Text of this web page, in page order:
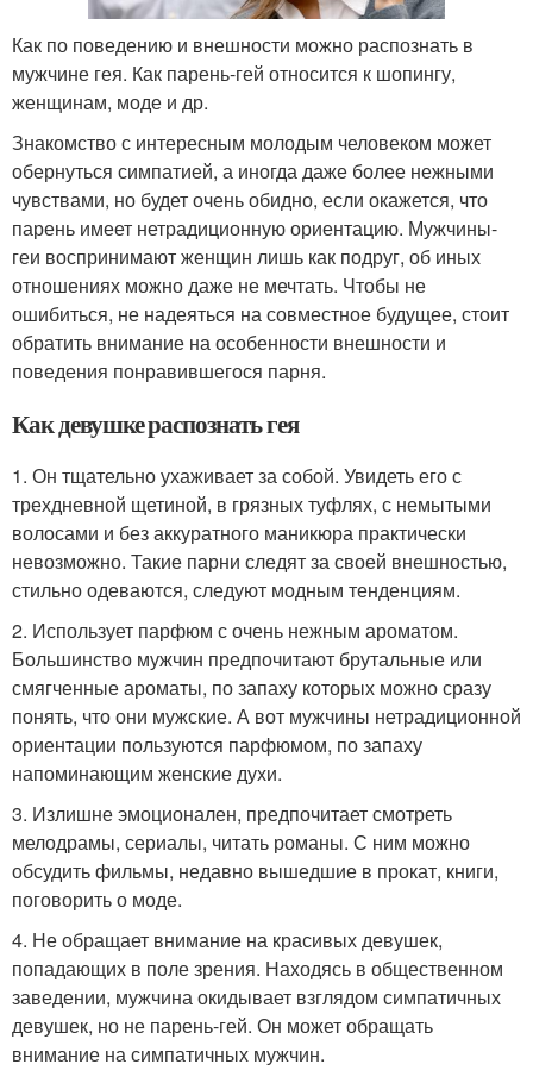
Как по поведению и внешности можно распознать в
мужчине гея. Как парень-гей относится к шопингу,
женщинам, моде и др.
Знакомство с интересным молодым человеком может
обернуться симпатией, а иногда даже более нежными
чувствами, но будет очень обидно, если окажется, что
парень имеет нетрадиционную ориентацию. Мужчины-
геи воспринимают женщин лишь как подруг, об иных
отношениях можно даже не мечтать. Чтобы не
ошибиться, не надеяться на совместное будущее, стоит
обратить внимание на особенности внешности и
поведения понравившегося парня.
Как девушке распознать гея
1. Он тщательно ухаживает за собой. Увидеть его с
трехдневной щетиной, в грязных туфлях, с немытыми
волосами и без аккуратного маникюра практически
невозможно. Такие парни следят за своей внешностью,
стильно одеваются, следуют модным тенденциям.
2. Использует парфюм с очень нежным ароматом.
Большинство мужчин предпочитают брутальные или
смягченные ароматы, по запаху которых можно сразу
понять, что они мужские. А вот мужчины нетрадиционной
ориентации пользуются парфюмом, по запаху
напоминающим женские духи.
3. Излишне эмоционален, предпочитает смотреть
мелодрамы, сериалы, читать романы. С ним можно
обсудить фильмы, недавно вышедшие в прокат, книги,
поговорить о моде.
4. Не обращает внимание на красивых девушек,
попадающих в поле зрения. Находясь в общественном
заведении, мужчина окидывает взглядом симпатичных
девушек, но не парень-гей. Он может обращать
внимание на симпатичных мужчин.